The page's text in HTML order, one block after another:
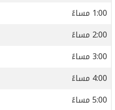
1:00 مساءً
2:00 مساءً
3:00 مساءً
4:00 مساءً
5:00 مساءً